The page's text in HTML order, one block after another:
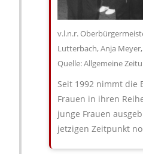
v.l.n.r.
Lutterbach, Anja
Quelle: Allgemeine
Seit 1992 nimmt die
Frauen in ihren
junge Frauen
jetzigen Zeitpunkt